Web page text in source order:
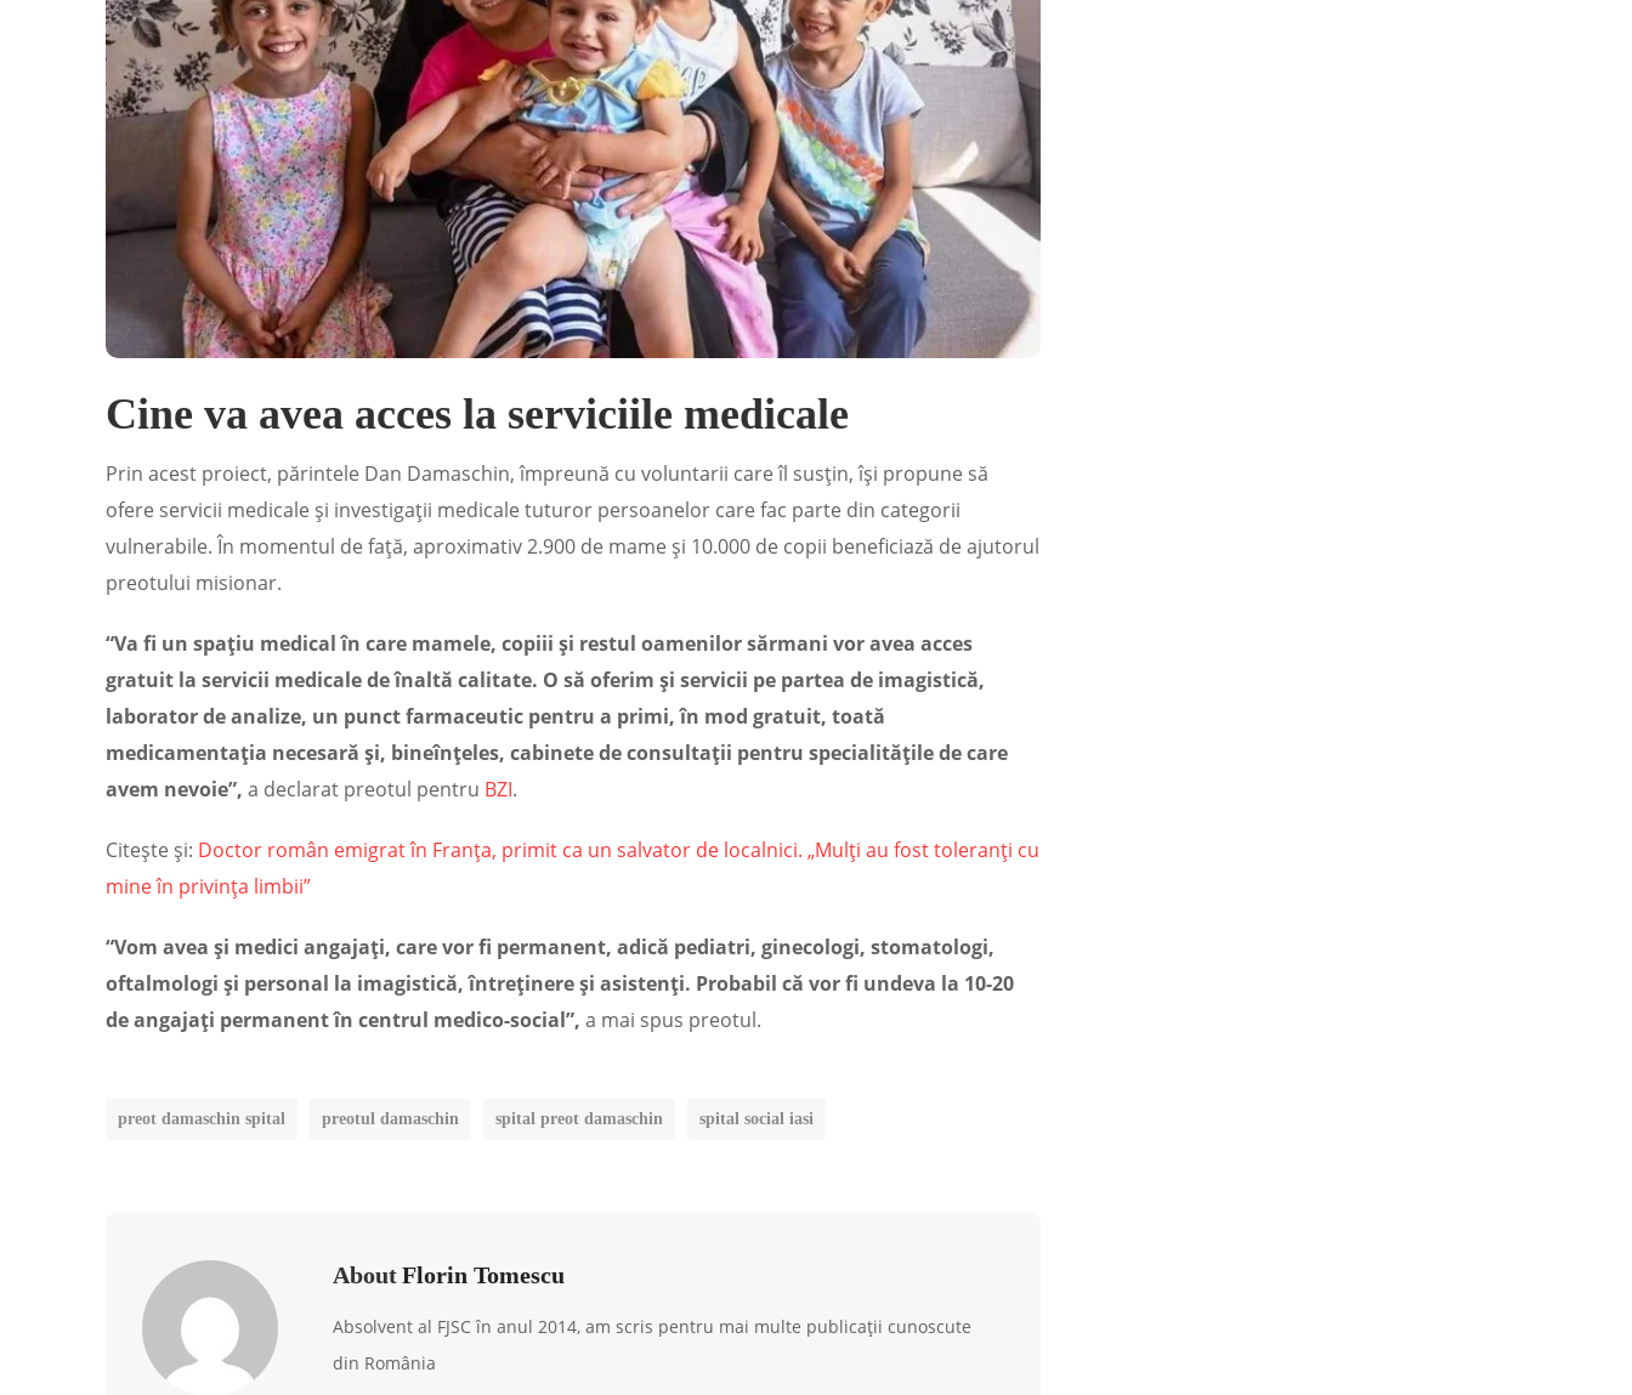
Cine va avea acces la serviciile medicale
Prin acest proiect, părintele Dan Damaschin, împreună cu voluntarii care îl susţin, îşi propune să
ofere servicii medicale şi investigaţii medicale tuturor persoanelor care fac parte din categorii
vulnerabile. În momentul de faţă, aproximativ 2.900 de mame şi 10.000 de copii beneficiază de ajutorul
preotului misionar.
“Va fi un spațiu medical în care mamele, copiii și restul oamenilor sărmani vor avea acces
gratuit la servicii medicale de înaltă calitate. O să oferim și servicii pe partea de imagistică,
laborator de analize, un punct farmaceutic pentru a primi, în mod gratuit, toată
medicamentația necesară și, bineînțeles, cabinete de consultații pentru specialitățile de care
avem nevoie”, a declarat preotul pentru BZI.
Citește și: Doctor român emigrat în Franța, primit ca un salvator de localnici. „Mulți au fost toleranți cu
mine în privința limbii”
“Vom avea și medici angajați, care vor fi permanent, adică pediatri, ginecologi, stomatologi,
oftalmologi și personal la imagistică, întreținere și asistenți. Probabil că vor fi undeva la 10-20
de angajați permanent în centrul medico-social”, a mai spus preotul.
preot damaschin spital preotul damaschin spital preot damaschin spital social iasi
AboutFlorin Tomescu
Absolvent al FJSC în anul 2014, am scris pentru mai multe publicații cunoscute
din România